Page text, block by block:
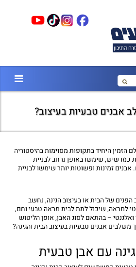
אבנים טבעיות בעיצוב?
הזמין היחיד בתקופות מסוימות בהיסטוריה
כמו שיש, שימשו באופן נרחב לבניית
זמינות ופשוטות יותר שימשו לבניית
הפנים של הבית או בעיצוב הגינה, נחשב
למראה, שיכול לתת לבית מראה טבעי וחם,
– בהתאם לסוג האבן, אופן הליטוש
משלבים אבנים טבעיות בעיצוב הבית והגינה?
עם אבן טבעית